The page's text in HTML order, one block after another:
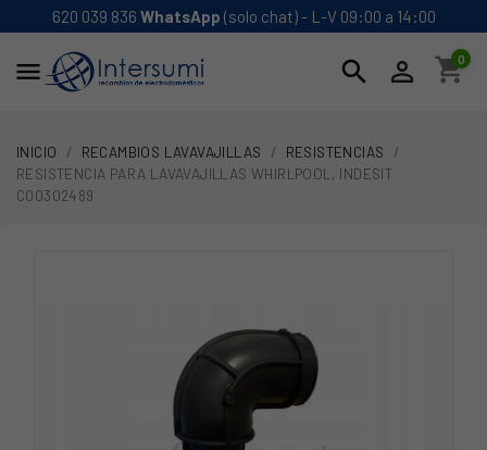
620 039 836 WhatsApp (solo chat) - L-V 09:00 a 14:00
 search  shopping_cart
0
INICIO RECAMBIOS LAVAVAJILLAS
RESISTENCIAS
RESISTENCIA PARA LAVAVAJILLAS WHIRLPOOL, INDESIT
C00302489